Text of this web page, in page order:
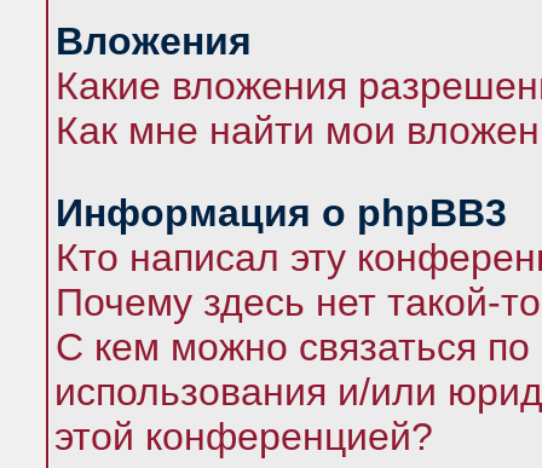
Вложения
Какие вложения
Как мне найти мои
Информация о phpBB3
Кто написал эту
Почему здесь нет такой-
С кем можно связаться по
использования и/или
этой конференцией?